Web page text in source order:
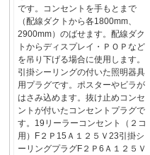
です。コンセントを手もとまで
（配線ダクトから各1800mm、
2900mm）のばせます。配線ダク
トからディスプレイ・ＰＯＰなど
を吊り下げる場合に使用します。
引掛シーリングの付いた照明器具
用プラグです。ポスターやビラが
はさみ込めます。抜け止めコンセ
ントが付いたコンセントプラグで
す。19リーラーコンセント（２コ
用）F２Ｐ15Ａ１２５Ｖ23引掛シ
ーリングプラグF２Ｐ6Ａ１２５Ｖ